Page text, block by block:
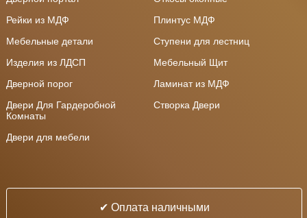
Рейки из МДФ
Плинтус МДФ
Мебельные детали
Ступени для лестниц
Изделия из ЛДСП
Мебельный Щит
Дверной порог
Ламинат из МДФ
Двери Для Гардеробной
Комнаты
Створка Двери
Двери для мебели
✔ Оплата наличными